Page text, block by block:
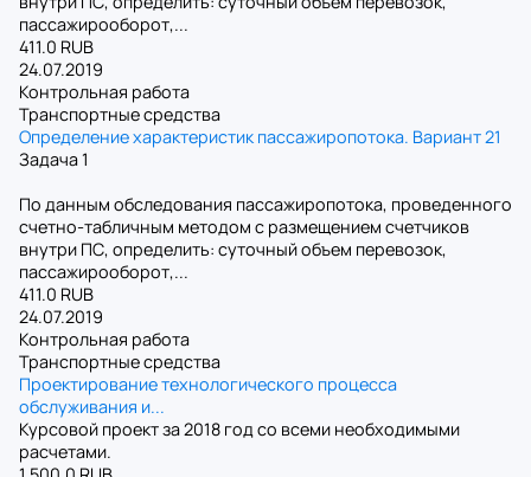
пассажирооборот,...
411.0 RUB
24.07.2019
Контрольная работа
Транспортные средства
Определение характеристик пассажиропотока. Вариант 21
Задача 1
По данным обследования пассажиропотока, проведенного
счетно-табличным методом с размещением счетчиков
внутри ПС, определить: суточный объем перевозок,
пассажирооборот,...
411.0 RUB
24.07.2019
Контрольная работа
Транспортные средства
Проектирование технологического процесса
обслуживания и...
Курсовой проект за 2018 год со всеми необходимыми
расчетами.